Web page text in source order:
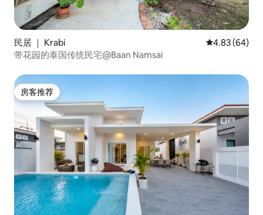
民居 ｜ Krabi 平均评分 4.83
4.83 (64)
带花园的泰国传统民宅@Baan Namsai
房客推荐
房客推荐